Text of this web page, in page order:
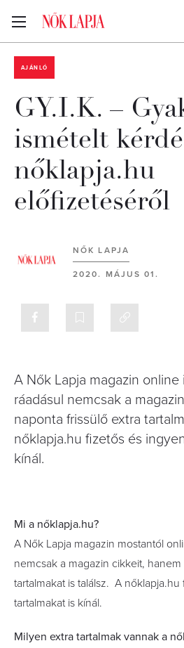
AJÁNLÓ
GY.I.K. –
ismételt
nőklapja.hu
előfizetéséről
NŐK LAPJA
2020. MÁJUS 01.
A Nők Lapja magazin online
ráadásul nemcsak a
naponta frissülő extra
nőklapja.hu fizetős és
kínál.
Mi a nőklapja.hu?
A Nők Lapja magazin mostantól
nemcsak a magazin cikkeit,
tartalmakat is találsz. A
tartalmakat is kínál.
Milyen extra tartalmak vannak a